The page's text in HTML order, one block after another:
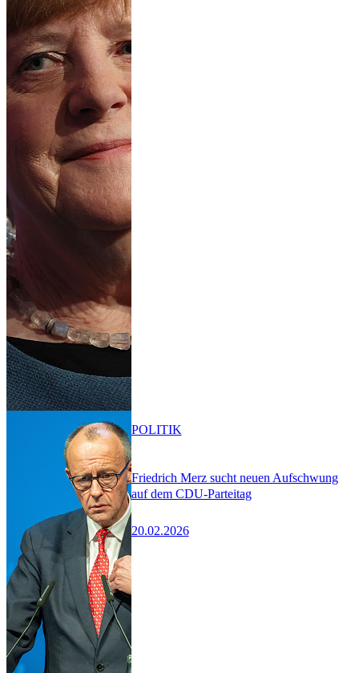
Friedrich Merz sucht neuen Aufschwung
auf dem CDU-Parteitag
20.02.2026
POLITIK